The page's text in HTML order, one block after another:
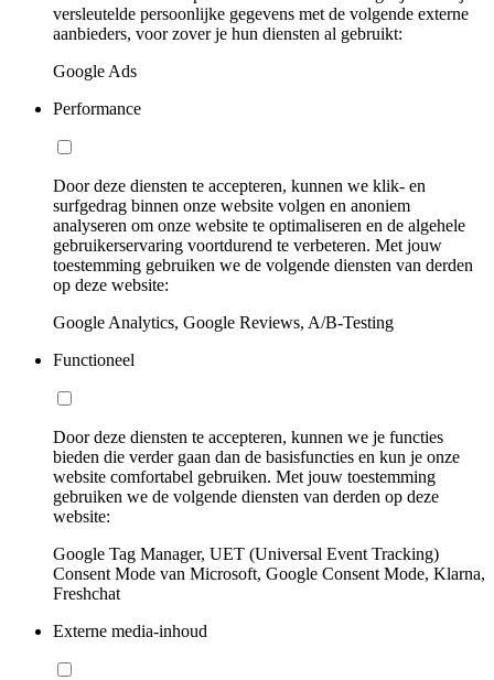
versleutelde persoonlijke gegevens met de volgende externe
aanbieders, voor zover je hun diensten al gebruikt:
Google Ads
Performance
Door deze diensten te accepteren, kunnen we klik- en
surfgedrag binnen onze website volgen en anoniem
analyseren om onze website te optimaliseren en de algehele
gebruikerservaring voortdurend te verbeteren. Met jouw
toestemming gebruiken we de volgende diensten van derden
op deze website:
Google Analytics, Google Reviews, A/B-Testing
Functioneel
Door deze diensten te accepteren, kunnen we je functies
bieden die verder gaan dan de basisfuncties en kun je onze
website comfortabel gebruiken. Met jouw toestemming
gebruiken we de volgende diensten van derden op deze
website:
Google Tag Manager, UET (Universal Event Tracking)
Consent Mode van Microsoft, Google Consent Mode, Klarna,
Freshchat
Externe media-inhoud